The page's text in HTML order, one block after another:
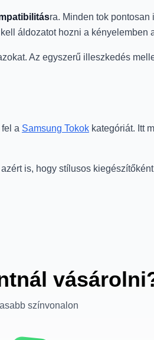
ra. Minden tok
áldozatot hozni a kényelemben
Az egyszerű illeszkedés
a Samsung Tokok kategóriát. Itt
is, hogy stílusos
színvonalon